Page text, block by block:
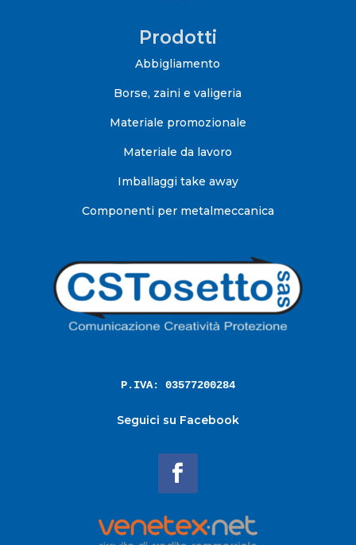
Prodotti
Abbigliamento
Borse, zaini e valigeria
Materiale promozionale
Materiale da lavoro
Imballaggi take away
Componenti per metalmeccanica
P.IVA: 03577200284
Seguici su Facebook